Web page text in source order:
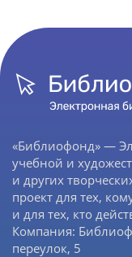
«Библиофонд» —
учебной и
и других
проект для тех,
и для тех, кто
Компания:
переулок, 5